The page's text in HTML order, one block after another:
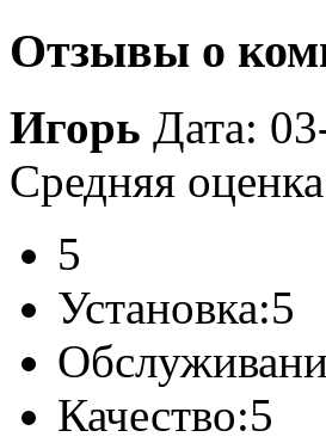
Отзывы о
Игорь Дата:
Средняя
5
Установка:5
Качество:5